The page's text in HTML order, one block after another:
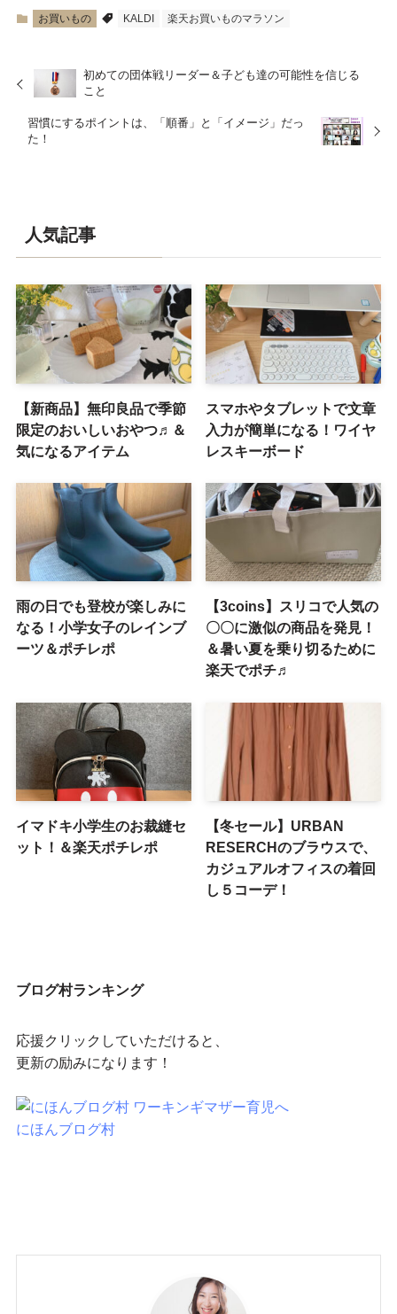
お買いもの KALDI 楽天お買いものマラソン
初めての団体戦リーダー＆子ども達の可能性を信じる
こと
習慣にするポイントは、「順番」と「イメージ」だっ
た！
人気記事
【新商品】無印良品で季節
限定のおいしいおやつ♬＆
気になるアイテム
スマホやタブレットで文章
入力が簡単になる！ワイヤ
レスキーボード
雨の日でも登校が楽しみに
なる！小学女子のレインブ
ーツ＆ポチレポ
【3coins】スリコで人気の
〇〇に激似の商品を発見！
＆暑い夏を乗り切るために
楽天でポチ♬
イマドキ小学生のお裁縫セ
ット！＆楽天ポチレポ
【冬セール】URBAN
RESERCHのブラウスで、
カジュアルオフィスの着回
し５コーデ！
ブログ村ランキング
応援クリックしていただけると、
更新の励みになります！
にほんブログ村